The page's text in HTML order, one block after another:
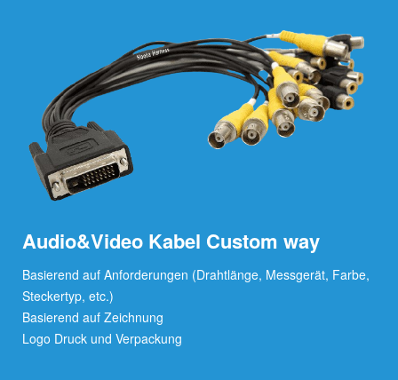
Audio&Video Kabel Custom way
Basierend auf Anforderungen (Drahtlänge, Messgerät, Farbe,
Steckertyp, etc.)
Basierend auf Zeichnung
Logo Druck und Verpackung